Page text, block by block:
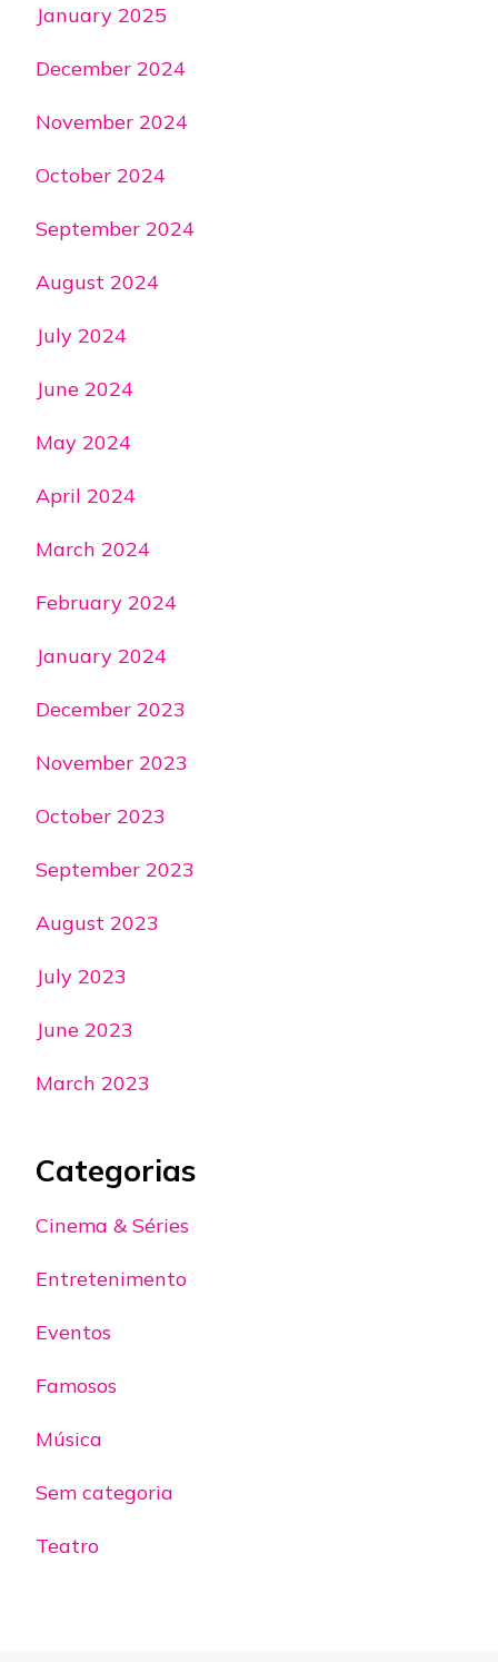
January 2025
December 2024
November 2024
October 2024
September 2024
August 2024
July 2024
June 2024
May 2024
April 2024
March 2024
February 2024
January 2024
December 2023
November 2023
October 2023
September 2023
August 2023
July 2023
June 2023
March 2023
Categorias
Cinema & Séries
Entretenimento
Eventos
Famosos
Música
Sem categoria
Teatro